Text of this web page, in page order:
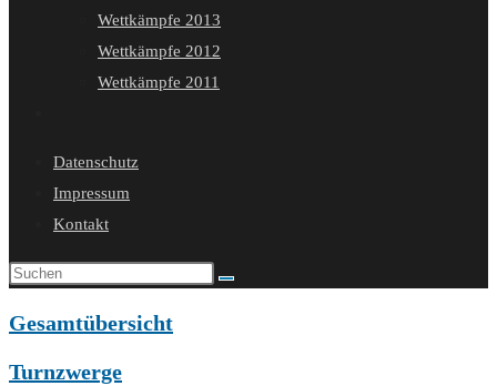
Wettkämpfe 2013
Wettkämpfe 2012
Wettkämpfe 2011
umschalten
Datenschutz
Impressum
Kontakt
Gesamtübersicht
Turnzwerge